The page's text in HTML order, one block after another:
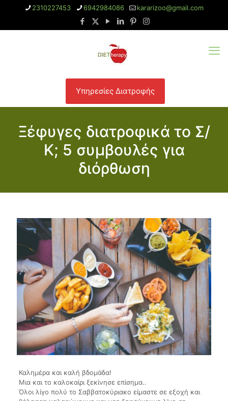
2310227453 6942984086 kararizoo@gmail.com
Υπηρεσίες Διατροφής
Ξέφυγες διατροφικά το Σ/
Κ; 5 συμβουλές για
διόρθωση
Καλημέρα και καλή βδομάδα!
Μια και το καλοκαίρι ξεκίνησε επίσημα..
Όλοι λίγο πολύ το Σαββατοκύριακο είμαστε σε εξοχή και